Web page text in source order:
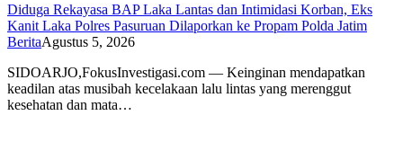
Diduga Rekayasa BAP Laka Lantas dan Intimidasi Korban, Eks
Kanit Laka Polres Pasuruan Dilaporkan ke Propam Polda Jatim
BeritaAgustus 5, 2026
SIDOARJO,FokusInvestigasi.com — Keinginan mendapatkan
keadilan atas musibah kecelakaan lalu lintas yang merenggut
kesehatan dan mata…